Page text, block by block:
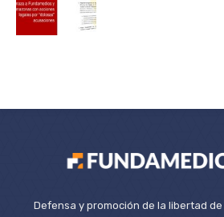
Defensa y promoción de la libertad